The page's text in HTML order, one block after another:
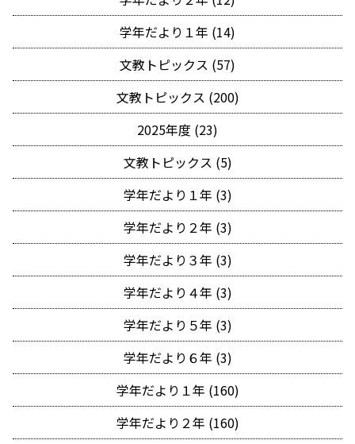
学年だより１年 (14)
文教トピックス (57)
文教トピックス (200)
2025年度 (23)
文教トピックス (5)
学年だより１年 (3)
学年だより２年 (3)
学年だより３年 (3)
学年だより４年 (3)
学年だより５年 (3)
学年だより６年 (3)
学年だより１年 (160)
学年だより２年 (160)